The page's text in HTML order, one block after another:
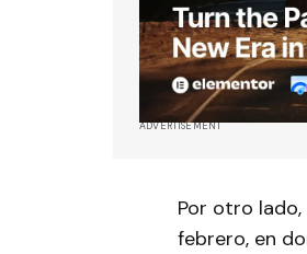
ADVERTISEMENT
Por otro
febrero, en